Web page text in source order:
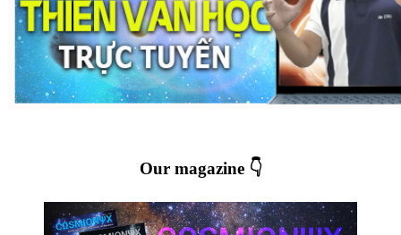
Our magazine 👇